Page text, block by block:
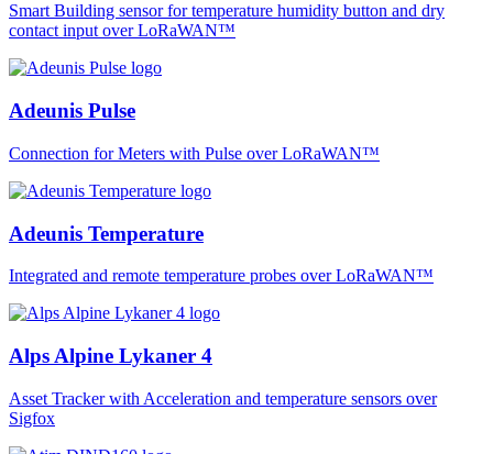
Smart Building sensor for temperature humidity button and dry
contact input over LoRaWAN™
Adeunis Pulse
Connection for Meters with Pulse over LoRaWAN™
Adeunis Temperature
Integrated and remote temperature probes over LoRaWAN™
Alps Alpine Lykaner 4
Asset Tracker with Acceleration and temperature sensors over
Sigfox